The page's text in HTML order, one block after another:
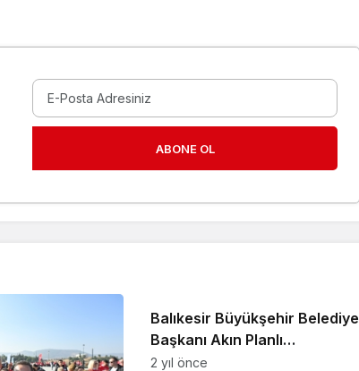
ABONE OL
Balıkesir Büyükşehir Belediye
Başkanı Akın Planlı
çalışmayla 200 milyon
2 yıl önce